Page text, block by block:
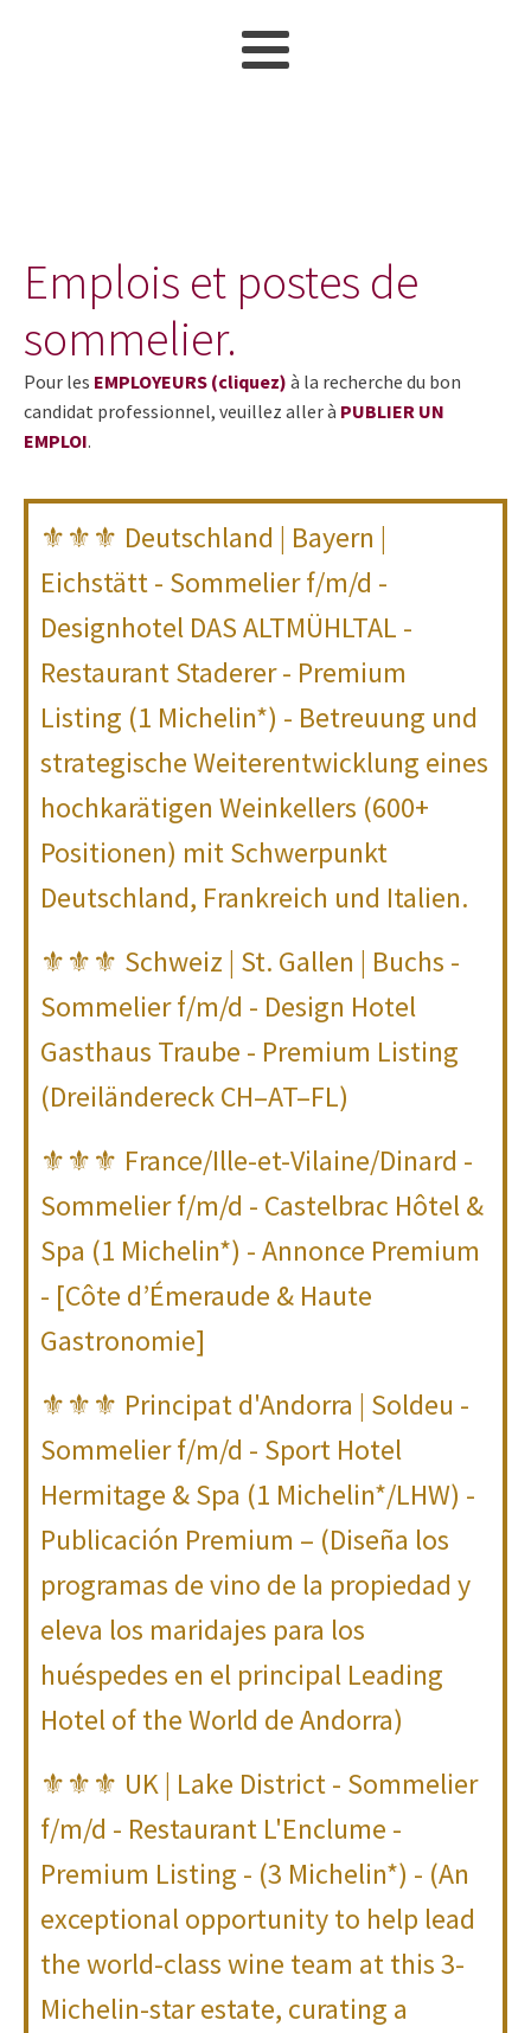
Emplois et postes de
sommelier.
Pour les EMPLOYEURS (cliquez) à la recherche du bon
candidat professionnel, veuillez aller à PUBLIER UN
EMPLOI.
⚜⚜⚜ Deutschland | Bayern |
Eichstätt - Sommelier f/m/d -
Designhotel DAS ALTMÜHLTAL -
Restaurant Staderer - Premium
Listing (1 Michelin*) - Betreuung und
strategische Weiterentwicklung eines
hochkarätigen Weinkellers (600+
Positionen) mit Schwerpunkt
Deutschland, Frankreich und Italien.
⚜⚜⚜ Schweiz | St. Gallen | Buchs -
Sommelier f/m/d - Design Hotel
Gasthaus Traube - Premium Listing
(Dreiländereck CH–AT–FL)
⚜⚜⚜ France/Ille-et-Vilaine/Dinard -
Sommelier f/m/d - Castelbrac Hôtel &
Spa (1 Michelin*) - Annonce Premium
- [Côte d’Émeraude & Haute
Gastronomie]
⚜⚜⚜ Principat d'Andorra | Soldeu -
Sommelier f/m/d - Sport Hotel
Hermitage & Spa (1 Michelin*/LHW) -
Publicación Premium – (Diseña los
programas de vino de la propiedad y
eleva los maridajes para los
huéspedes en el principal Leading
Hotel of the World de Andorra)
⚜⚜⚜ UK | Lake District - Sommelier
f/m/d - Restaurant L'Enclume -
Premium Listing - (3 Michelin*) - (An
exceptional opportunity to help lead
the world-class wine team at this 3-
Michelin-star estate, curating a